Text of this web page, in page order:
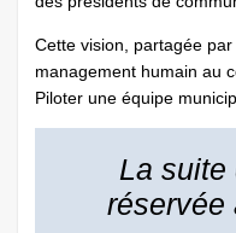
Cette vision, partagée
management humain au
Piloter une équipe
La suite
réservée